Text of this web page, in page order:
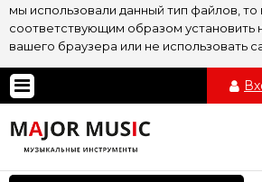
мы использовали данный тип файлов,
соответствующим образом установить
вашего браузера или не использовать